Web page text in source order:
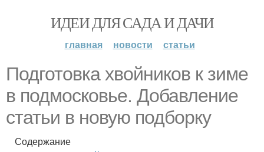
ИДЕИ ДЛЯ САДА И ДАЧИ
главная новости статьи
Подготовка хвойников к зиме
в подмосковье. Добавление
статьи в новую подборку
Содержание